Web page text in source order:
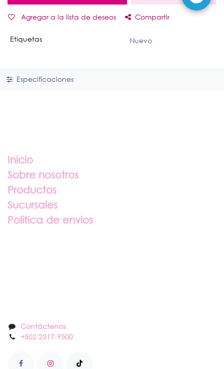
Agregar a la lista de deseos Compartir
Etiquetas Nuevo
Especificaciones
Inicio
Sobre nosotros
Productos
Sucursales
Politica de envios
Contáctenos
+502 2317-9500